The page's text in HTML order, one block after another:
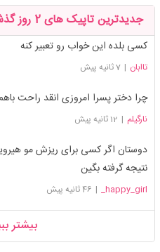
جدیدترین تاپیک های 2 روز گذشته
کسی بلده این خواب رو تعبیر کنه
تاابان | 7 ثانیه پیش
چرا دختر پسرا امروزی انقد راحت
نارگیلم | 12 ثانیه پیش
دوستان اگر کسی برای ریزش مو
نتیجه گرفته بگین
happy_girl_
| 46 ثانیه پیش
بیشتر